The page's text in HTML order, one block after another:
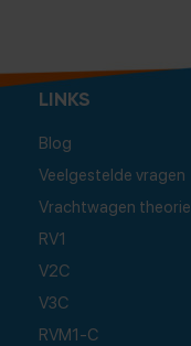
LINKS
Blog
Veelgestelde vragen
Vrachtwagen theorie
RV1
V2C
V3C
RVM1-C